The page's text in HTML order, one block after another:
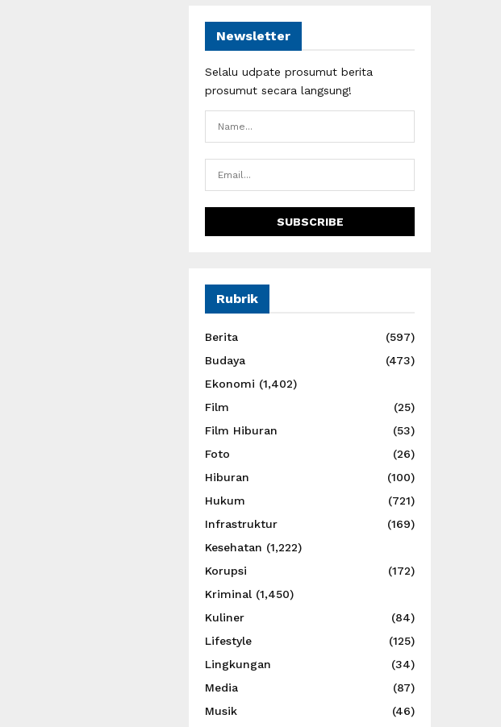
Newsletter
Selalu udpate prosumut berita
prosumut secara langsung!
Rubrik
Berita
(597)
Budaya
(473)
Ekonomi (1,402)
Film
(25)
Film Hiburan
(53)
Foto
(26)
Hiburan
(100)
Hukum
(721)
Infrastruktur
(169)
Kesehatan (1,222)
Korupsi
(172)
Kriminal (1,450)
Kuliner
(84)
Lifestyle
(125)
Lingkungan
(34)
Media
(87)
Musik
(46)